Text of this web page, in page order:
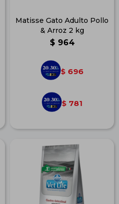
Matisse Gato Adulto Pollo
& Arroz 2 kg
$ 964
$ 696
$ 781